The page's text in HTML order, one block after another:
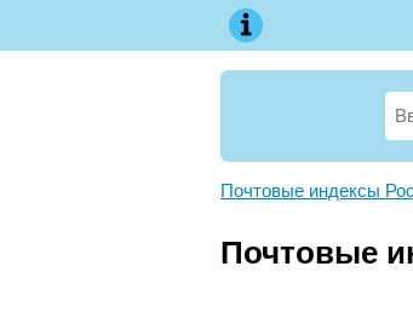
Почтовые индексы
Почтовые